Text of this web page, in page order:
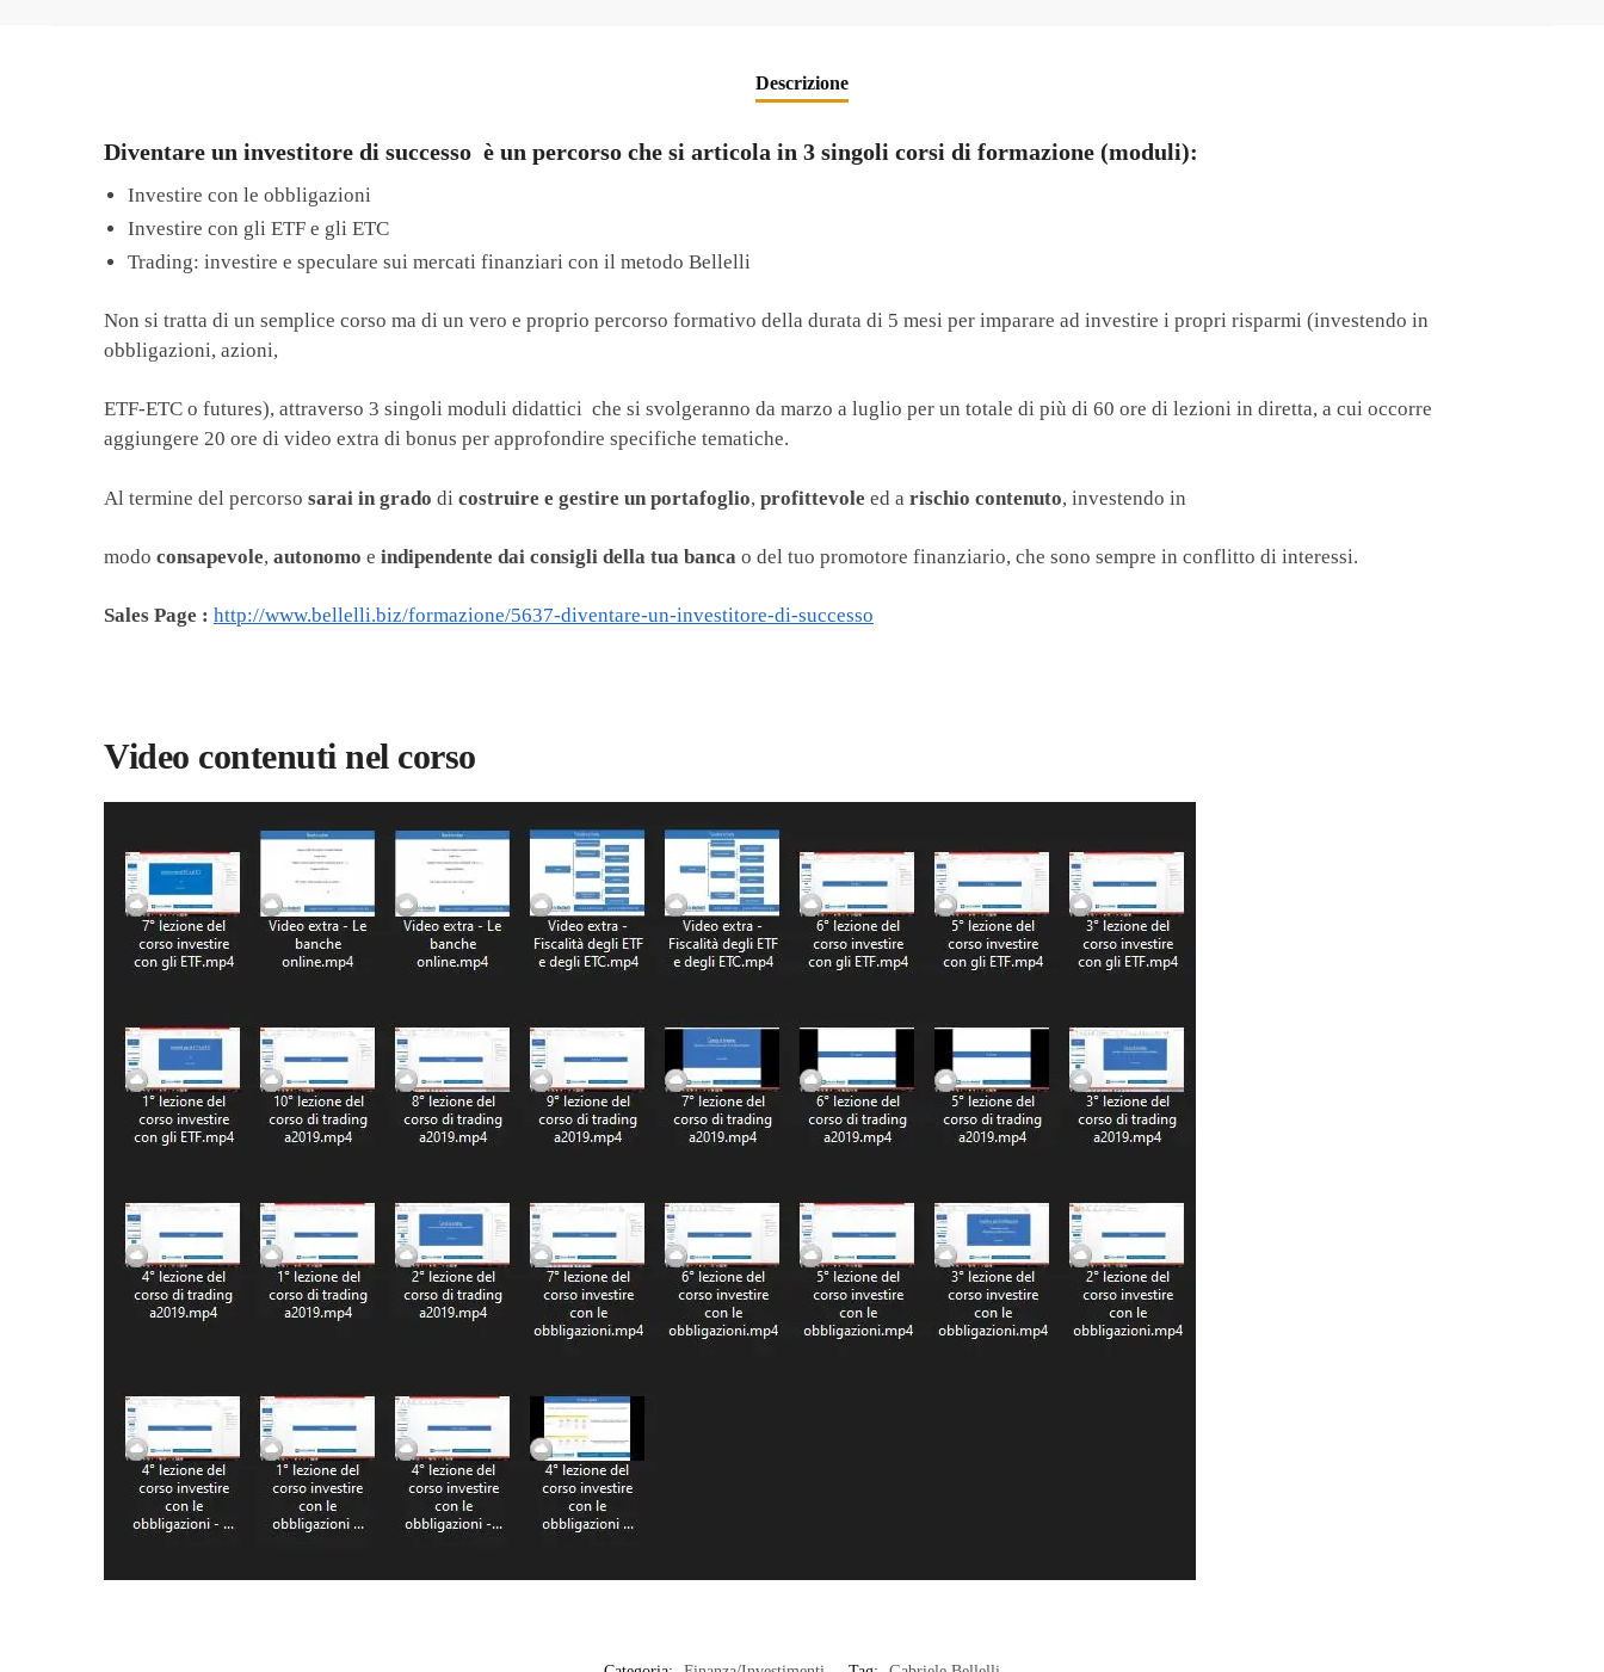
Descrizione
Diventare un investitore di successo è un percorso che si articola in 3 singoli corsi di formazione (moduli):
Investire con le obbligazioni
Investire con gli ETF e gli ETC
Trading: investire e speculare sui mercati finanziari con il metodo Bellelli
Non si tratta di un semplice corso ma di un vero e proprio percorso formativo della durata di 5 mesi per imparare ad investire i propri risparmi (investendo in
obbligazioni, azioni,
ETF-ETC o futures), attraverso 3 singoli moduli didattici che si svolgeranno da marzo a luglio per un totale di più di 60 ore di lezioni in diretta, a cui occorre
aggiungere 20 ore di video extra di bonus per approfondire specifiche tematiche.
Al termine del percorsosarai in grado dicostruire e gestire un portafoglio,profittevole ed arischio contenuto, investendo in
modo consapevole,autonomoeindipendente dai consigli della tua banca o del tuo promotore finanziario, che sono sempre in conflitto di interessi.
Sales Page : http://www.bellelli.biz/formazione/5637-diventare-un-investitore-di-successo
Video contenuti nel corso